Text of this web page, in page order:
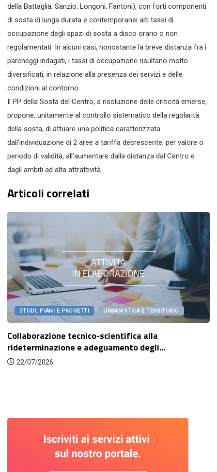
della Battaglia, Sanzio, Longoni, Fantoni), con forti componenti
di sosta di lunga durata e contemporanei alti tassi di
occupazione degli spazi di sosta a disco orario o non
regolamentati. In alcuni casi, nonostante la breve distanza fra i
parcheggi indagati, i tassi di occupazione risultano molto
diversificati, in relazione alla presenza dei servizi e delle
condizioni al contorno.
Il PP della Sosta del Centro, a risoluzione delle criticità emerse,
propone, unitamente al controllo sistematico della regolarità
della sosta, di attuare una politica caratterizzata
dall’individuazione di 2 aree a tariffa decrescente, per valore o
periodo di validità, all’aumentare dalla distanza dal Centro e
dagli ambiti ad alta attrattività.
Articoli correlati
E TERRITORIO
alla
degli...
IN EVIDENZA SERVIZI
Linee Guida per la Transizione
28/07/2026